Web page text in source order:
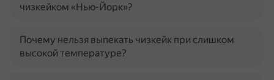
чизкейком «Нью-Йорк»?
Почему нельзя выпекать чизкейк при слишком
высокой температуре?